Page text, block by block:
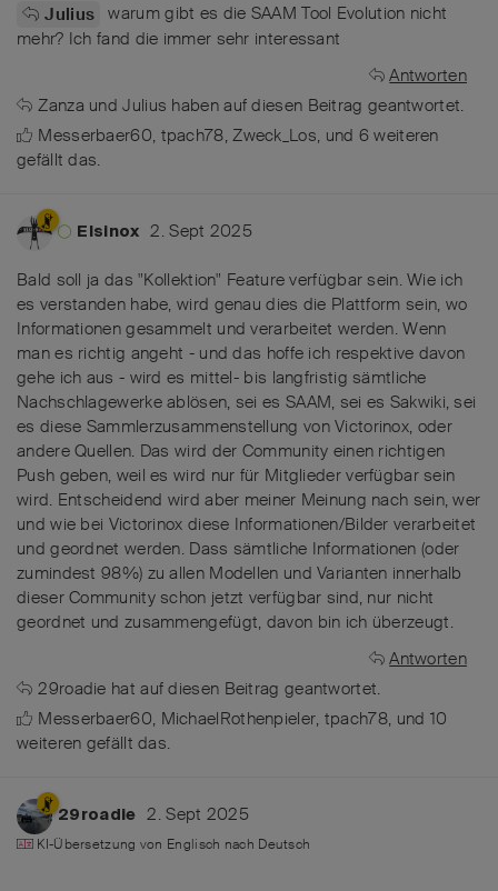
Julius warum gibt es die SAAM Tool Evolution nicht
mehr? Ich fand die immer sehr interessant
Antworten
Zanza undJulius habenauf diesen Beitrag geantwortet.
Messerbaer60, tpach78,Zweck_Los, und 6 weiteren
gefällt das.
Elsinox 2. Sept 2025
Bald soll ja das "Kollektion" Feature verfügbar sein. Wie ich
es verstanden habe, wird genau dies die Plattform sein, wo
Informationen gesammelt und verarbeitet werden. Wenn
man es richtig angeht - und das hoffe ich respektive davon
gehe ich aus - wird es mittel- bis langfristig sämtliche
Nachschlagewerke ablösen, sei es SAAM, sei es Sakwiki, sei
es diese Sammlerzusammenstellung von Victorinox, oder
andere Quellen. Das wird der Community einen richtigen
Push geben, weil es wird nur für Mitglieder verfügbar sein
wird. Entscheidend wird aber meiner Meinung nach sein, wer
und wie bei Victorinox diese Informationen/Bilder verarbeitet
und geordnet werden. Dass sämtliche Informationen (oder
zumindest 98%) zu allen Modellen und Varianten innerhalb
dieser Community schon jetzt verfügbar sind, nur nicht
geordnet und zusammengefügt, davon bin ich überzeugt.
Antworten
29roadie hat auf diesen Beitrag geantwortet.
Messerbaer60, MichaelRothenpieler, tpach78, und 10
weiteren gefällt das.
29roadie 2. Sept 2025
KI-Übersetzung von Englisch nach Deutsch